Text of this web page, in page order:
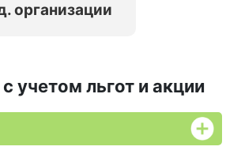
организации
учетом льгот и акции